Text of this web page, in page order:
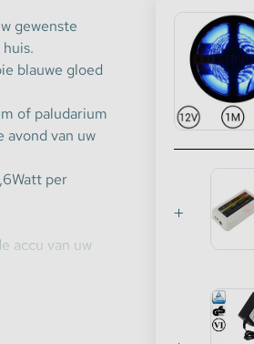
gewenste
blauwe gloed
of paludarium
van uw
per
accu van uw